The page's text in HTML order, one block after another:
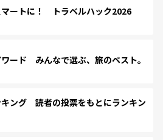
マートに！ トラベルハック2026
ード みんなで選ぶ、旅のベスト。
ング 読者の投票をもとにランキン